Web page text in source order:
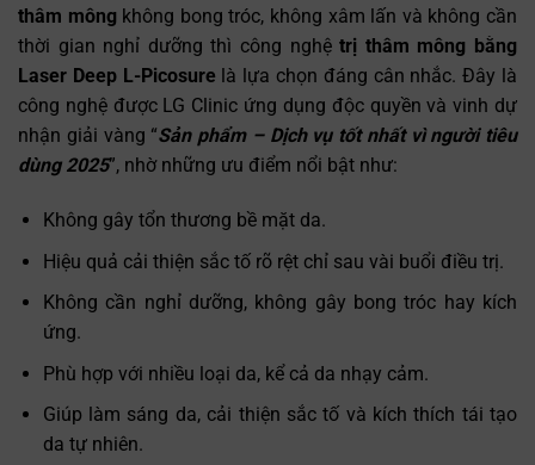
thâm mông không bong tróc, không xâm lấn và không cần
thời gian nghỉ dưỡng thì công nghệtrị thâm mông bằng
Laser Deep L-Picosure là lựa chọn đáng cân nhắc. Đây là
công nghệ được LG Clinic ứng dụng độc quyền và vinh dự
nhận giải vàng “Sản phẩm – Dịch vụ tốt nhất vì người tiêu
dùng 2025”, nhờ những ưu điểm nổi bật như:
Không gây tổn thương bề mặt da.
Hiệu quả cải thiện sắc tố rõ rệt chỉ sau vài buổi điều trị.
Không cần nghỉ dưỡng, không gây bong tróc hay kích
ứng.
Phù hợp với nhiều loại da, kể cả da nhạy cảm.
Giúp làm sáng da, cải thiện sắc tố và kích thích tái tạo
da tự nhiên.